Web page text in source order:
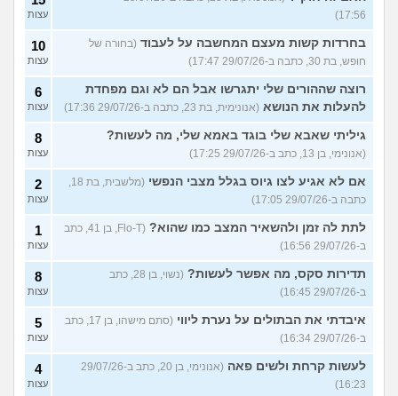
17:56)
עצות
בחרדות קשות מעצם המחשבה על לעבוד (בחורה של
חופש, בת 30, כתבה ב-29/07/26 17:47)
10
עצות
רוצה שההורים שלי יתגרשו אבל הם לא וגם מפחדת
להעלות את הנושא (אנונימית, בת 23, כתבה ב-29/07/26 17:36)
6
עצות
גיליתי שאבא שלי בוגד באמא שלי, מה לעשות?
(אנונימי, בן 13, כתב ב-29/07/26 17:25)
8
עצות
אם לא אגיע לצו גיוס בגלל מצבי הנפשי
(מלשבית, בת 18,
כתבה ב-29/07/26 17:05)
2
עצות
לתת לה זמן ולהשאיר המצב כמו שהוא?
(Flo-T, בן 41, כתב
ב-29/07/26 16:56)
1
עצות
תדירות סקס, מה אפשר לעשות?
(נשוי, בן 28, כתב
ב-29/07/26 16:45)
8
עצות
איבדתי את הבתולים על נערת ליווי
(סתם מישהו, בן 17, כתב
ב-29/07/26 16:34)
5
עצות
לעשות קרחת ולשים פאה
(אנונימי, בן 20, כתב ב-29/07/26
16:23)
4
עצות